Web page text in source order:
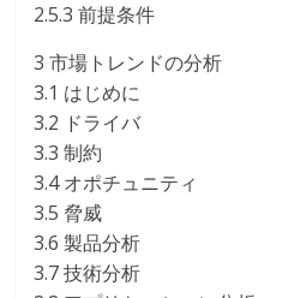
2.5.3 前提条件
3 市場トレンドの分析
3.1 はじめに
3.2 ドライバ
3.3 制約
3.4 オポチュニティ
3.5 脅威
3.6 製品分析
3.7 技術分析